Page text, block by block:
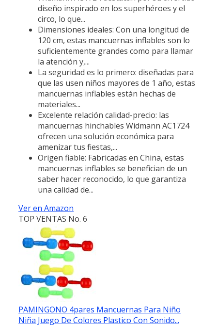
diseño inspirado en los superhéroes y el
circo, lo que...
Dimensiones ideales: Con una longitud de
120 cm, estas mancuernas inflables son lo
suficientemente grandes como para llamar
la atención y,...
La seguridad es lo primero: diseñadas para
que las usen niños mayores de 1 año, estas
mancuernas inflables están hechas de
materiales...
Excelente relación calidad-precio: las
mancuernas hinchables Widmann AC1724
ofrecen una solución económica para
amenizar tus fiestas,...
Origen fiable: Fabricadas en China, estas
mancuernas inflables se benefician de un
saber hacer reconocido, lo que garantiza
una calidad de...
Ver en Amazon
TOP VENTAS No. 6
PAMINGONO 4pares Mancuernas Para Niño
Niña Juego De Colores Plastico Con Sonido...